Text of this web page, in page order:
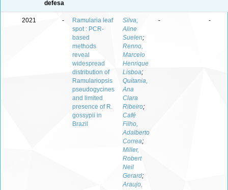
defesa
2021 -
Ramularia leaf
spot : PCR-
based
methods
reveal
widespread
distribution of
Ramulariopsis
pseudogycines
and limited
presence of R.
gossypii in
Brazil
Silva,
Aline
Suelen;
Renno,
Marcelo
Henrique
Lisboa;
Quitania,
Ana
Clara
Ribeiro;
Café
Filho,
Adalberto
Correa;
Miller,
Robert
Neil
Gerard;
Araujo,
- -